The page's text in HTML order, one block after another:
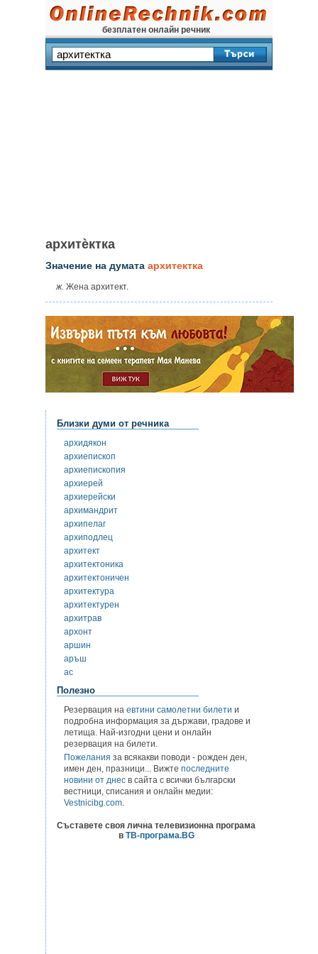
безплатен онлайн речник
архитѐктка
Значение на думата архитектка
ж. Жена архитект.
Близки думи от речника
архидякон
архиепископ
архиепископия
архиерей
архиерейски
архимандрит
архипелаг
архиподлец
архитект
архитектоника
архитектоничен
архитектура
архитектурен
архитрав
архонт
аршин
аръш
ас
Полезно
Резервация на евтини самолетни билети и
подробна информация за държави, градове и
летища. Най-изгодни цени и онлайн
резервация на билети.
Пожелания за всякакви поводи - рожден ден,
имен ден, празници... Вижте последните
новини от днес в сайта с всички български
вестници, списания и онлайн медии:
Vestnicibg.com.
Съставете своя лична телевизионна програма
в ТВ-програма.BG